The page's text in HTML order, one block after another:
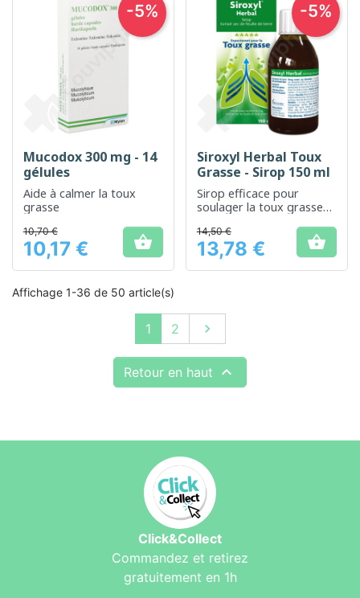
Mucodox 300 mg - 14
gélules
Aide à calmer la toux
grasse
Prix
10,70 €
10,17 € 
-5%
Siroxyl Herbal Toux
Grasse - Sirop 150 ml
Sirop efficace pour
soulager la toux grasse
respiratoires
Prix
14,50 €
13,78 € 
-5%
Affichage 1-36 de 50 article(s)
1 2 Suivant

Retour en haut 
Click&Collect
Commandez et retirez
gratuitement en 1h